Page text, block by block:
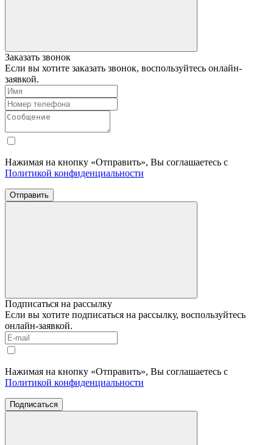
Заказать звонок
Если вы хотите заказать звонок, воспользуйтесь онлайн-
заявкой.
Нажимая на кнопку «Отправить», Вы соглашаетесь с
Политикой конфиденциальности
Отправить
Подписаться на рассылку
Если вы хотите подписаться на рассылку, воспользуйтесь
онлайн-заявкой.
Нажимая на кнопку «Отправить», Вы соглашаетесь с
Политикой конфиденциальности
Подписаться